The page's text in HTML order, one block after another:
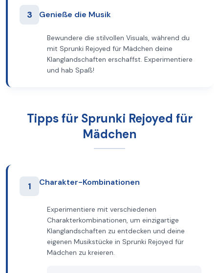
3 Genieße die Musik
Bewundere die stilvollen Visuals, während du
mit Sprunki Rejoyed für Mädchen deine
Klanglandschaften erschaffst. Experimentiere
und hab Spaß!
Tipps für Sprunki Rejoyed für
Mädchen
1 Charakter-Kombinationen
Experimentiere mit verschiedenen
Charakterkombinationen, um einzigartige
Klanglandschaften zu entdecken und deine
eigenen Musikstücke in Sprunki Rejoyed für
Mädchen zu kreieren.